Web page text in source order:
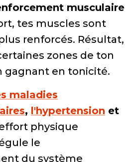
musculaire
tes muscles sont
renforcés. Résultat,
zones de ton
gagnant en tonicité.
maladies
, l'hypertension et
physique
le
du système